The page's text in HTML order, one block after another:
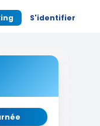
S'identifier